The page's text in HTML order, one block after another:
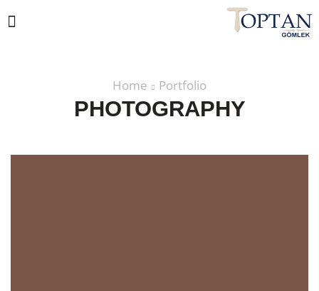
Home Portfolio
PHOTOGRAPHY